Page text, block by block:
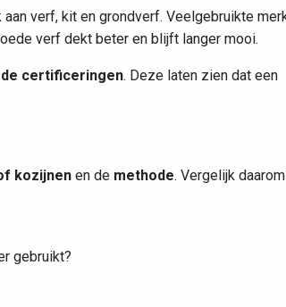
verf, kit en grondverf. Veelgebruikte
verf dekt beter en blijft langer mooi.
certificeringen. Deze laten zien dat een
kozijnen en de methode. Vergelijk daarom
gebruikt?